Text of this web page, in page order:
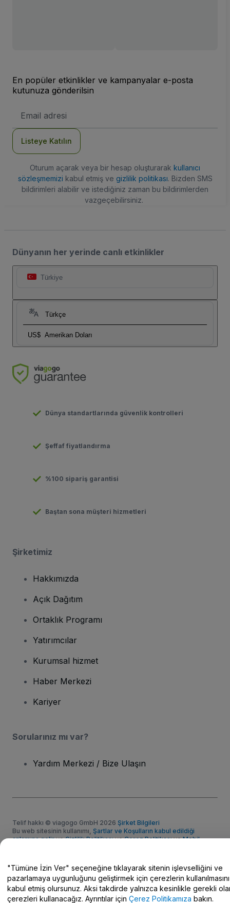
En popüler etkinlikler ve kampanyalar e-posta
kutunuza gönderilsin
posta
Listeye Katılın
Oturum açarak veya bir hesap oluşturarak kullanıcı
sözleşmemizi kabul etmiş ve gizlilik politikası. Bizden SMS
bildirimleri alabilir ve istediğiniz zaman bu bildirimlerden
vazgeçebilirsiniz.
Dünyanın her yerinde canlı etkinlikler
Türkiye
Türkçe
US$ Amerikan Doları
Dünya standartlarında güvenlik kontrolleri
Şeffaf fiyatlandırma
%100 sipariş garantisi
Baştan sona müşteri hizmetleri
Şirketimiz
Hakkımızda
Açık Dağıtım
Ortaklık Programı
Yatırımcılar
Kurumsal hizmet
Haber Merkezi
Kariyer
Sorularınız mı var?
Yardım Merkezi / Bize Ulaşın
Telif hakkı © viagogo GmbH 2026 Şirket Bilgileri
Bu web sitesinin kullanımı, Şartlar ve Koşulların kabul edildiği
anlamına gelirveGizlilik PolitikasıveÇerez PolitikasıveMobil
"Tümüne İzin Ver" seçeneğine tıklayarak sitenin işlevselliğini ve
pazarlamaya uygunluğunu geliştirmek için çerezlerin kullanılmasını
kabul etmiş olursunuz. Aksi takdirde yalnızca kesinlikle gerekli
çerezleri kullanacağız. Ayrıntılar için Çerez Politikamıza bakın.